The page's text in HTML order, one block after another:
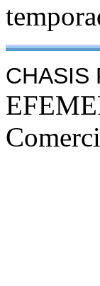
CHASIS